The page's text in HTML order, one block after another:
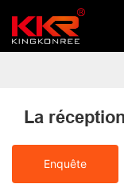
La
Enquête